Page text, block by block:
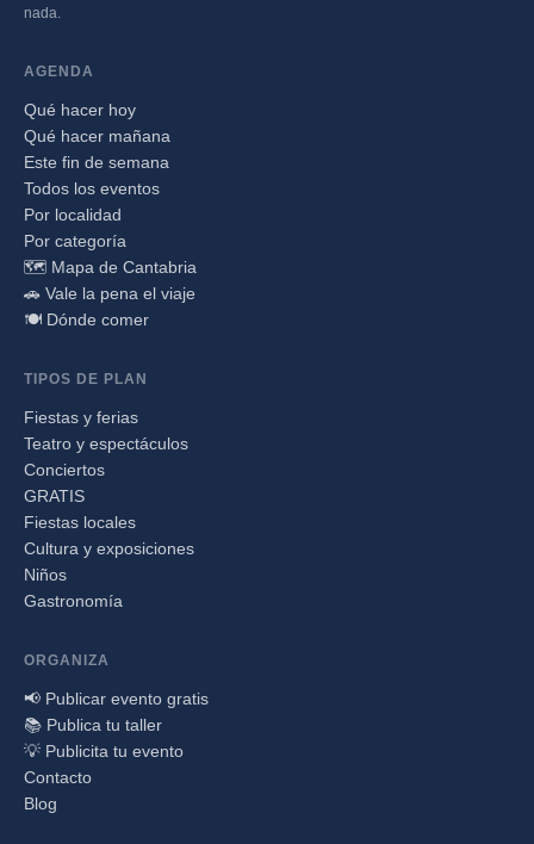
nada.
AGENDA
Qué hacer hoy
Qué hacer mañana
Este fin de semana
Todos los eventos
Por localidad
Por categoría
🗺️ Mapa de Cantabria
🚗 Vale la pena el viaje
🍽️ Dónde comer
TIPOS DE PLAN
Fiestas y ferias
Teatro y espectáculos
Conciertos
GRATIS
Fiestas locales
Cultura y exposiciones
Niños
Gastronomía
ORGANIZA
📢 Publicar evento gratis
📚 Publica tu taller
💡 Publicita tu evento
Contacto
Blog